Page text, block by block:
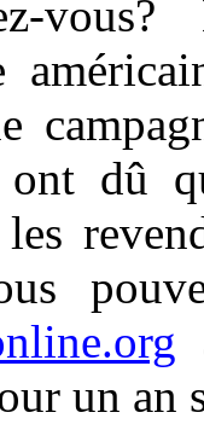
dû
un an